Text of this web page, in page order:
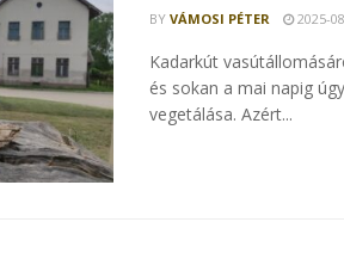
BY VÁMOSI PÉTER 2025-
Kadarkút
és sokan a mai napig
vegetálása. Azért...